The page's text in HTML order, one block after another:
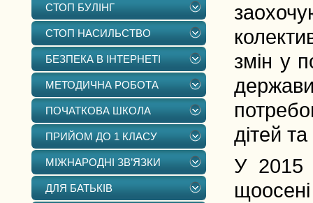
СТОП БУЛІНГ
СТОП НАСИЛЬСТВО
БЕЗПЕКА В ІНТЕРНЕТІ
МЕТОДИЧНА РОБОТА
ПОЧАТКОВА ШКОЛА
ПРИЙОМ ДО 1 КЛАСУ
МІЖНАРОДНІ ЗВ’ЯЗКИ
ДЛЯ БАТЬКІВ
змін у
дітей
У 2015